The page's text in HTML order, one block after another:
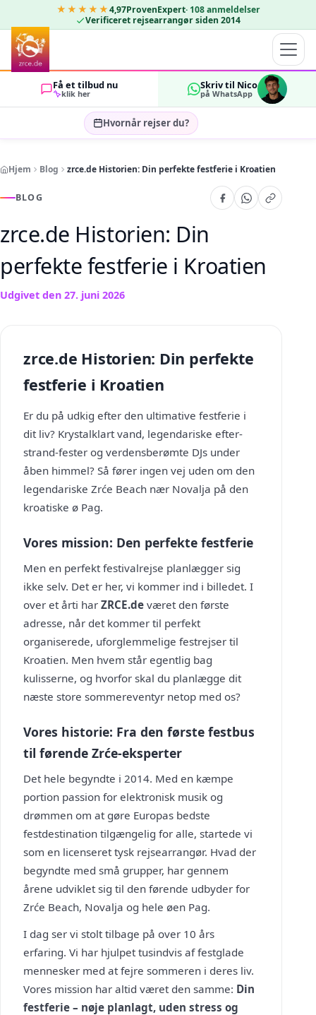
★★★★★4,97ProvenExpert· 108 anmeldelser
Verificeret rejsearrangør siden 2014
Få et tilbud nu
klik her
Skriv til Nico
på WhatsApp
Hvornår rejser du?
GÆSTER
OK
Hjem Blog zrce.de Historien: Din perfekte festferie i Kroatien
BLOG
zrce.de Historien: Din
perfekte festferie i Kroatien
Udgivet den 27. juni 2026
zrce.de Historien: Din perfekte
festferie i Kroatien
Er du på udkig efter den ultimative festferie i
dit liv? Krystalklart vand, legendariske efter-
strand-fester og verdensberømte DJs under
åben himmel? Så fører ingen vej uden om den
legendariske Zrće Beach nær Novalja på den
kroatiske ø Pag.
Vores mission: Den perfekte festferie
Men en perfekt festivalrejse planlægger sig
ikke selv. Det er her, vi kommer ind i billedet. I
over et årti har ZRCE.de været den første
adresse, når det kommer til perfekt
organiserede, uforglemmelige festrejser til
Kroatien. Men hvem står egentlig bag
kulisserne, og hvorfor skal du planlægge dit
næste store sommereventyr netop med os?
Vores historie: Fra den første festbus
til førende Zrće-eksperter
Det hele begyndte i 2014. Med en kæmpe
portion passion for elektronisk musik og
drømmen om at gøre Europas bedste
festdestination tilgængelig for alle, startede vi
som en licenseret tysk rejsearrangør. Hvad der
begyndte med små grupper, har gennem
årene udviklet sig til den førende udbyder for
Zrće Beach, Novalja og hele øen Pag.
I dag ser vi stolt tilbage på over 10 års
erfaring. Vi har hjulpet tusindvis af festglade
mennesker med at fejre sommeren i deres liv.
Vores mission har altid været den samme: Din
festferie – nøje planlagt, uden stress og